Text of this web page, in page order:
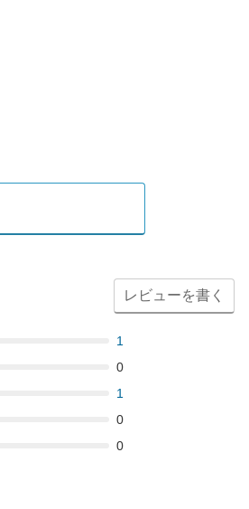
レビューを書く
1
0
1
0
0